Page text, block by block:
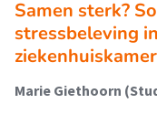
Samen sterk?
stressbeleving
Marie Giethoorn